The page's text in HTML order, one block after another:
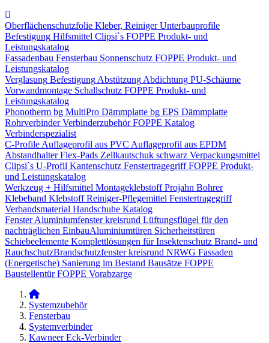
Oberflächenschutzfolie Kleber, Reiniger Unterbauprofile
Befestigung Hilfsmittel Clipsi`s FOPPE Produkt- und
Leistungskatalog
Fassadenbau Fensterbau Sonnenschutz FOPPE Produkt- und
Leistungskatalog
Verglasung Befestigung Abstützung Abdichtung PU-Schäume
Vorwandmontage Schallschutz FOPPE Produkt- und
Leistungskatalog
Phonotherm bg MultiPro Dämmplatte bg EPS Dämmplatte
Rohrverbinder Verbinderzubehör FOPPE Katalog
Verbinderspezialist
C-Profile Auflageprofil aus PVC Auflageprofil aus EPDM
Abstandhalter Flex-Pads Zellkautschuk schwarz Verpackungsmittel
Clipsi`s U-Profil Kantenschutz Fenstertragegriff FOPPE Produkt-
und Leistungskatalog
Werkzeug + Hilfsmittel Montageklebstoff Projahn Bohrer
Klebeband Klebstoff Reiniger-Pflegemittel Fenstertragegriff
Verbandsmaterial Handschuhe Katalog
Fenster Aluminiumfenster kreisrund Lüftungsflügel für den
nachträglichen Einbau​Aluminiumtüren Sicherheitstüren
Schiebeelemente Komplettlösungen für Insektenschutz Brand- und
Rauchschutz​Brandschutzfenster kreisrund NRWG Fassaden
(Energetische) Sanierung im Bestand Bausätze FOPPE
Baustellentür FOPPE Vorabzarge
Systemzubehör
Fensterbau
Systemverbinder
Kawneer Eck-Verbinder